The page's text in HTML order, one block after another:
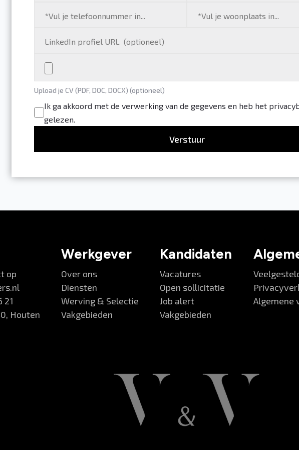
Upload je CV (PDF, DOC, DOCX) (optioneel)
Ik ga akkoord met de verwerking van de gegevens en heb het
gelezen.
Verstuur
op
21
Houten
Werkgever
Over ons
Diensten
Werving & Selectie
Vakgebieden
Kandidaten
Vacatures
Open sollicitatie
Job alert
Vakgebieden
Algemene